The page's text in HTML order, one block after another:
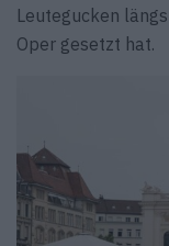
Leutegucken
Oper gesetzt hat.